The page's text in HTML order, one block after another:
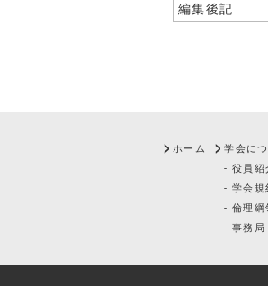
編集後記
ホーム
学会に
- 役員紹
- 学会規
- 倫理綱
- 事務局